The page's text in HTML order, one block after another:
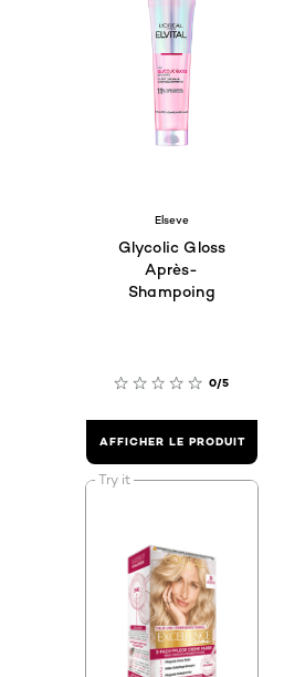
Elseve
Glycolic Gloss
Après-
Shampoing
0/5
AFFICHER LE PRODUIT
Try it